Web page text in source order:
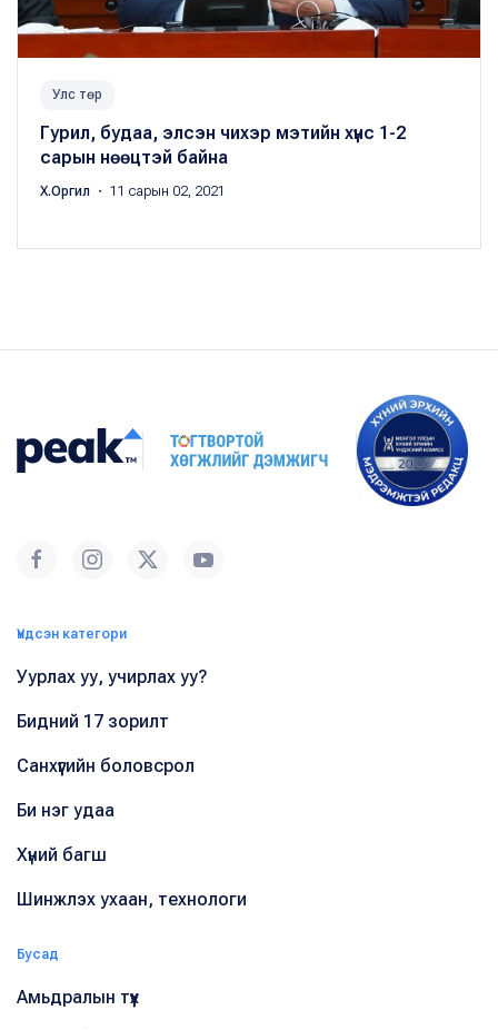
Улс төр
Гурил, будаа, элсэн чихэр мэтийн хүнс 1-2
сарын нөөцтэй байна
Х.Оргил ・ 11 сарын 02, 2021
Үндсэн категори
Уурлах уу, учирлах уу?
Бидний 17 зорилт
Санхүүгийн боловсрол
Би нэг удаа
Хүний багш
Шинжлэх ухаан, технологи
Бусад
Амьдралын түүх